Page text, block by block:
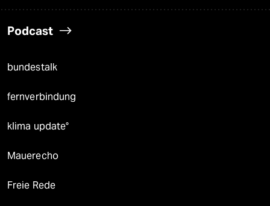
Podcast
bundestalk
fernverbindung
klima update°
Mauerecho
Freie Rede